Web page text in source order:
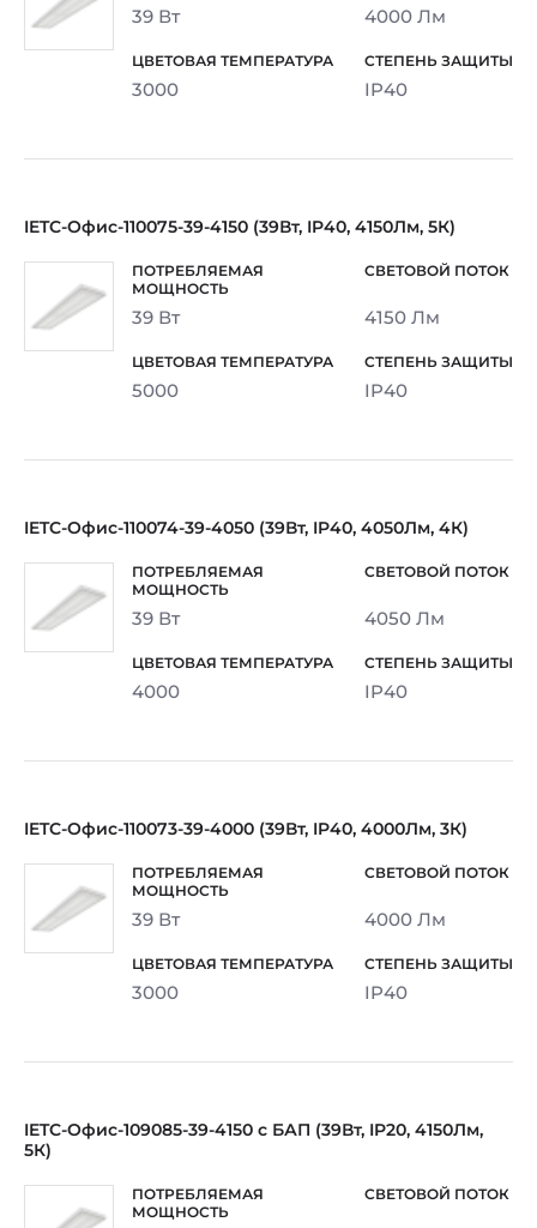
39 Вт 4000 Лм
3000 IP40
IETC-Офис-110075-39-4150 (39Вт, IP40, 4150Лм, 5К)
39 Вт 4150 Лм
5000 IP40
IETC-Офис-110074-39-4050 (39Вт, IP40, 4050Лм, 4К)
39 Вт 4050 Лм
4000 IP40
IETC-Офис-110073-39-4000 (39Вт, IP40, 4000Лм, 3К)
39 Вт 4000 Лм
3000 IP40
IETC-Офис-109085-39-4150 с БАП (39Вт, IP20, 4150Лм,
5К)